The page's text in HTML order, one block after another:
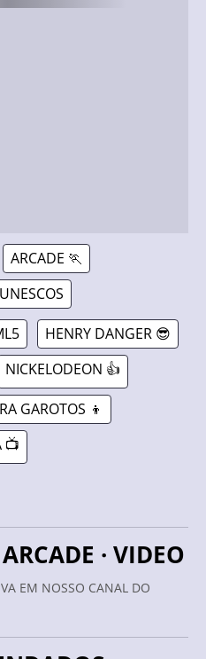
ARCADE 🏃
HENRY DANGER 😎
NICKELODEON 👍
GAROTOS 👦
📺
· VIDEO
EM NOSSO CANAL DO